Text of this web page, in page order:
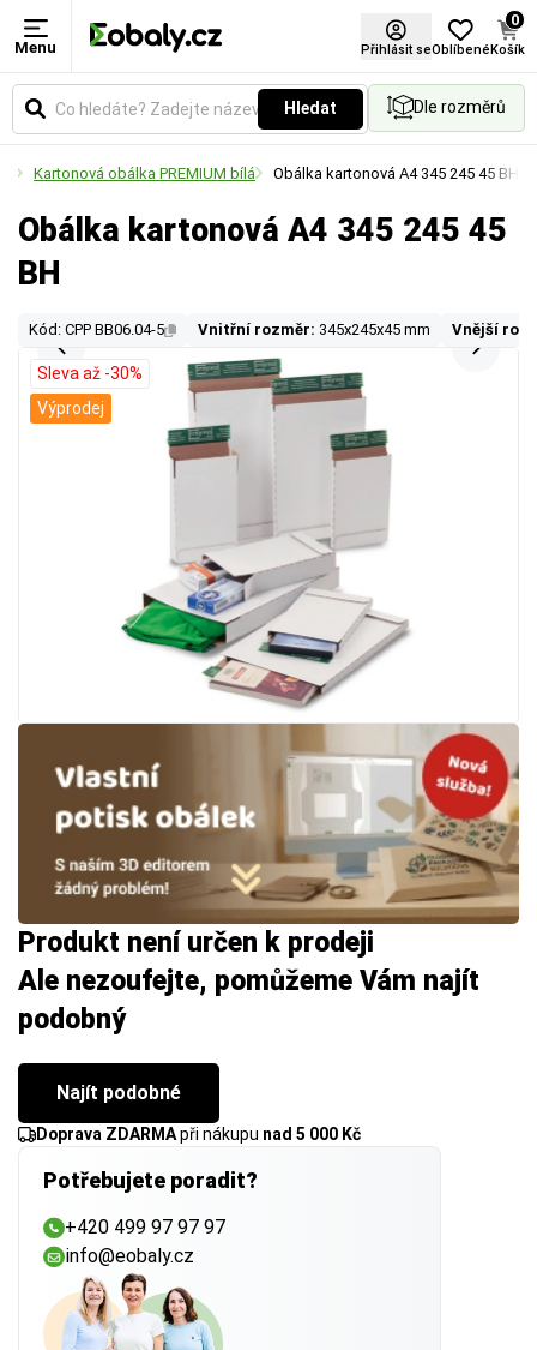
Menu Přihlásit seOblíbené
0
Košík
Hledat Dle rozměrů
Kartonová obálka PREMIUM bílá Obálka kartonová A4 345 245 45 BH
Obálka kartonová A4 345 245 45
BH
Kód: CPP BB06.04-5 Vnitřní rozměr: 345x245x45 mm Vnější
Produkt není určen k prodeji
Ale nezoufejte, pomůžeme Vám najít
podobný
Najít podobné
Doprava ZDARMApři nákupu nad 5 000 Kč
Potřebujete poradit?
+420 499 97 97 97
info@eobaly.cz
Sleva až -30%
Výprodej